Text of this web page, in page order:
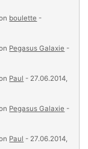
boulette -
Pegasus Galaxie -
Paul - 27.06.2014,
Pegasus Galaxie -
Paul - 27.06.2014,